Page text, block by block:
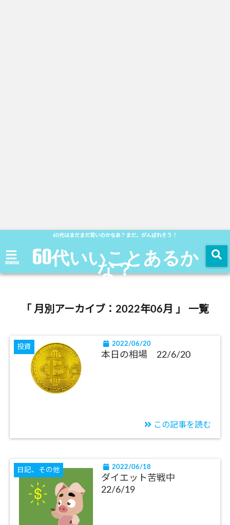
60代はまだまだ若いのかなあ？まだ、がんばれそう！
menu 60代いいことあるか
な？
「 月別アーカイブ：2022年06月 」 一覧
投資 2022/06/20
本日の相場 22/6/20
この記事を読む
日記、その他 2022/06/18
ダイエット苦戦中
22/6/19